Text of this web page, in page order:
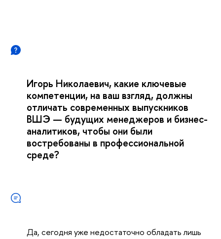
Игорь Николаевич, какие ключевые
компетенции, на ваш взгляд, должны
отличать современных выпускников
ВШЭ — будущих менеджеров и бизнес-
аналитиков, чтобы они были
востребованы в профессиональной
среде?
Да, сегодня уже недостаточно обладать лишь